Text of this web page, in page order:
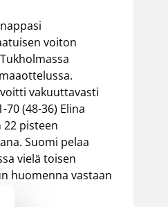
voiton
vakuuttavasti
70 (48-36) Elina
pisteen
Suomi pelaa
vielä toisen
huomenna vastaan